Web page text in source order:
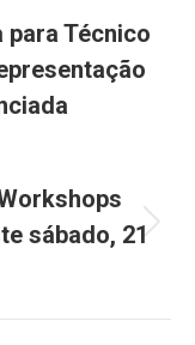
Técnico
sábado, 21